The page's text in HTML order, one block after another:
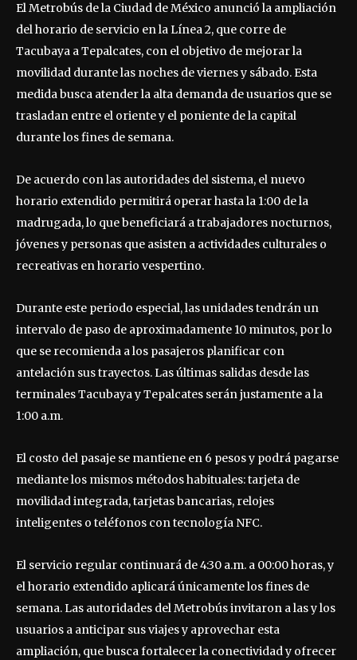
El Metrobús de la Ciudad de México anunció la ampliación
del horario de servicio en la Línea 2, que corre de
Tacubaya a Tepalcates, con el objetivo de mejorar la
movilidad durante las noches de viernes y sábado. Esta
medida busca atender la alta demanda de usuarios que se
trasladan entre el oriente y el poniente de la capital
durante los fines de semana.
De acuerdo con las autoridades del sistema, el nuevo
horario extendido permitirá operar hasta la 1:00 de la
madrugada, lo que beneficiará a trabajadores nocturnos,
jóvenes y personas que asisten a actividades culturales o
recreativas en horario vespertino.
Durante este periodo especial, las unidades tendrán un
intervalo de paso de aproximadamente 10 minutos, por lo
que se recomienda a los pasajeros planificar con
antelación sus trayectos. Las últimas salidas desde las
terminales Tacubaya y Tepalcates serán justamente a la
1:00 a.m.
El costo del pasaje se mantiene en 6 pesos y podrá pagarse
mediante los mismos métodos habituales: tarjeta de
movilidad integrada, tarjetas bancarias, relojes
inteligentes o teléfonos con tecnología NFC.
El servicio regular continuará de 4:30 a.m. a 00:00 horas, y
el horario extendido aplicará únicamente los fines de
semana. Las autoridades del Metrobús invitaron a las y los
usuarios a anticipar sus viajes y aprovechar esta
ampliación, que busca fortalecer la conectividad y ofrecer